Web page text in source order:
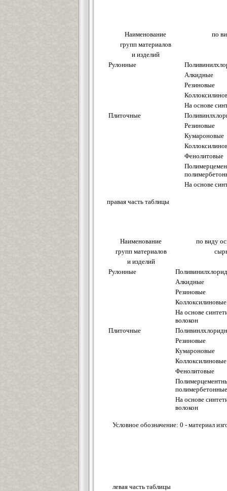
Наименование
по
групп материалов
и изделий
Рулонные
Алкидные
Резиновые
На основе
Плиточные
Резиновые
Кумароновые
Фенолитовые
На основе
правая часть таблицы
Наименование
по виду
групп материалов
и изделий
Рулонные
Алкидные
Резиновые
Коллоксилиновые
На основе
волокон
Плиточные
Резиновые
Кумароновые
Коллоксилиновые
Фенолитовые
полимербетонные
На основе
волокон
Условное обозначение: 0 - материал
левая часть таблицы